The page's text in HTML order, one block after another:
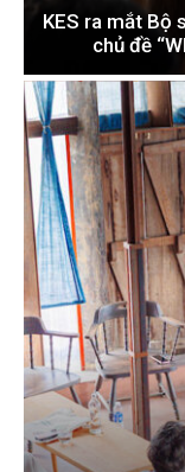
KES ra mắt Bộ
chủ đề